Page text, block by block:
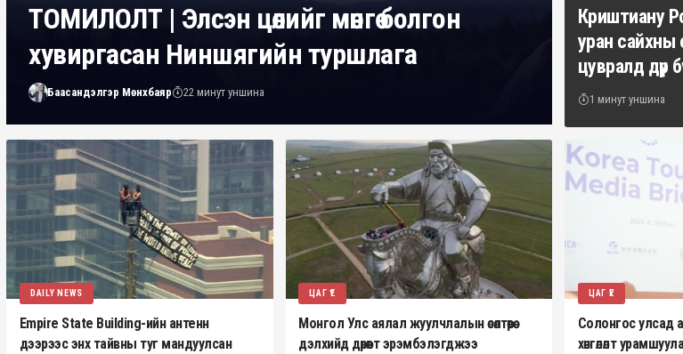
ТОМИЛОЛТ | Элсэн цөлийг мөнгө болгон
хувиргасан Ниншягийн туршлага
Баасандэлгэр Мөнхбаяр 22 минут уншина
Криштиану
уран сайхны
цувралд дүр
1 минут уншина
DAILY NEWS
Empire State Building-ийн антенн
дээрээс энх тайвны туг мандуулсан
ЦАГ ҮЕ
Монгол Улс аялал жуулчлалын өсөлтөөрөө
дэлхийд дөрөвт эрэмбэлэгджээ
ЦАГ ҮЕ
Солонгос улсад
хөнгөлөлт